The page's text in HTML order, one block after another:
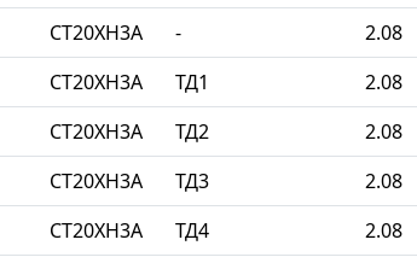
СТ20ХН3А - 2.08
СТ20ХН3А ТД1 2.08
СТ20ХН3А ТД2 2.08
СТ20ХН3А ТД3 2.08
СТ20ХН3А ТД4 2.08